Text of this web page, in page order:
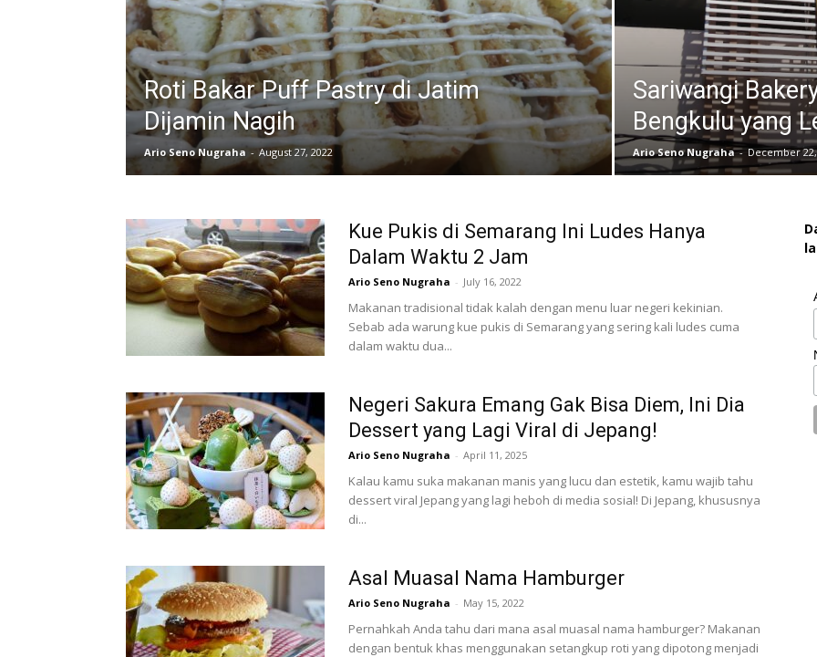
Roti Bakar Puff Pastry di Jatim
Dijamin Nagih
Ario Seno Nugraha - August 27, 2022
Sariwangi
Bengkulu yang
Ario Seno Nugraha - December
Kue Pukis di Semarang Ini Ludes Hanya
Dalam Waktu 2 Jam
Ario Seno Nugraha - July 16, 2022
Makanan tradisional tidak kalah dengan menu luar negeri kekinian.
Sebab ada warung kue pukis di Semarang yang sering kali ludes cuma
dalam waktu dua...
Negeri Sakura Emang Gak Bisa Diem, Ini Dia
Dessert yang Lagi Viral di Jepang!
Ario Seno Nugraha - April 11, 2025
Kalau kamu suka makanan manis yang lucu dan estetik, kamu wajib tahu
dessert viral Jepang yang lagi heboh di media sosial! Di Jepang, khususnya
di...
Asal Muasal Nama Hamburger
Ario Seno Nugraha - May 15, 2022
Pernahkah Anda tahu dari mana asal muasal nama hamburger? Makanan
dengan bentuk khas menggunakan setangkup roti yang dipotong menjadi